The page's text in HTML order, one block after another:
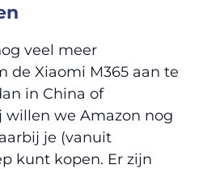
veel meer
de Xiaomi M365 aan te
in China of
willen we Amazon nog
je (vanuit
kunt kopen. Er zijn